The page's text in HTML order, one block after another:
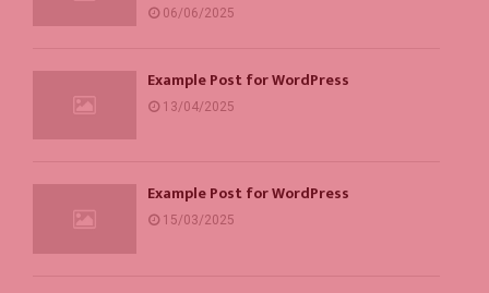
06/06/2025
Example Post for WordPress
13/04/2025
Example Post for WordPress
15/03/2025